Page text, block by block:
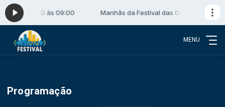
das 06:00 às 09:00 Manhãs da Festival das 06:00 às 09:00
MENU
Programação